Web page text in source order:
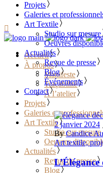
………………………………
Accueil
À propos
Manifeste
Traçabilité
À l’atelier
Projets
Galeries et
Art Textile
Studio sur mesure
Oeuvres
Actualités
Revue de presse
Blog
Projets
Galeries et
Art Textile
Studio sur mesure
Oeuvres
Actualités
Revue de presse
Blog
Événements
Contact
2 janvier 2024
By Candice
Art textile,